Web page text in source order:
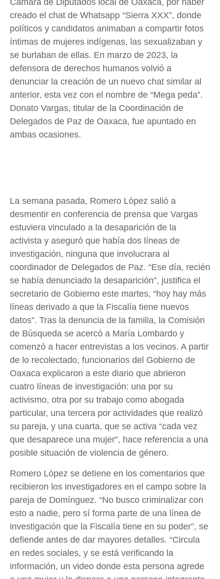
creado el chat de Whatsapp “Sierra XXX”, donde
políticos y candidatos animaban a compartir fotos
íntimas de mujeres indígenas, las sexualizaban y
se burlaban de ellas. En marzo de 2023, la
defensora de derechos humanos volvió a
denunciar la creación de un nuevo chat similar al
anterior, esta vez con el nombre de “Mega peda”.
Donato Vargas, titular de la Coordinación de
Delegados de Paz de Oaxaca, fue apuntado en
ambas ocasiones.
La semana pasada, Romero López salió a
desmentir en conferencia de prensa que Vargas
estuviera vinculado a la desaparición de la
activista y aseguró que había dos líneas de
investigación, ninguna que involucrara al
coordinador de Delegados de Paz. “Ese día, recién
se había denunciado la desaparición”, justifica el
secretario de Gobierno este martes, “hoy hay más
líneas derivado a que la Fiscalía tiene nuevos
datos”. Tras la denuncia de la familia, la Comisión
de Búsqueda se acercó a María Lombardo y
comenzó a hacer entrevistas a los vecinos. A partir
de lo recolectado, funcionarios del Gobierno de
Oaxaca explicaron a este diario que abrieron
cuatro líneas de investigación: una por su
activismo, otra por su trabajo como abogada
particular, una tercera por actividades que realizó
su pareja, y una cuarta, que se activa “cada vez
que desaparece una mujer”, hace referencia a una
posible situación de violencia de género.
Romero López se detiene en los comentarios que
recibieron los investigadores en el campo sobre la
pareja de Domínguez. “No busco criminalizar con
esto a nadie, pero sí forma parte de una línea de
investigación que la Fiscalía tiene en su poder”, se
defiende antes de dar mayores detalles. “Circula
en redes sociales, y se está verificando la
información, un video donde esta persona agrede